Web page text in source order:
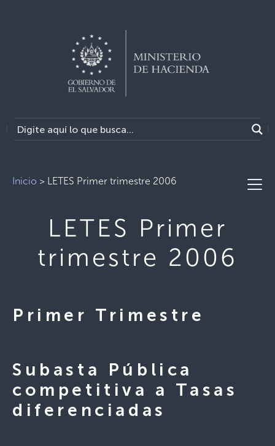
Inicio > LETES Primer trimestre 2006
LETES Primer
trimestre 2006
Primer Trimestre
Subasta Pública
competitiva a Tasas
diferenciadas